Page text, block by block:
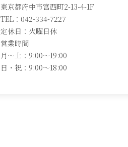
東京都府中市宮西町2-13-4-1F
TEL：042-334-7227
定休日：火曜日休
営業時間
月～土：9:00～19:00
日・祝：9:00～18:00